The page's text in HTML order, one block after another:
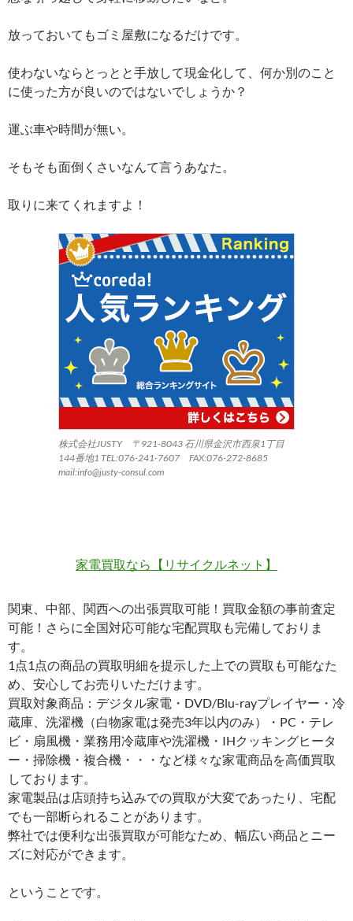
放っておいてもゴミ屋敷になるだけです。
使わないならとっとと手放して現金化して、何か別のこと
に使った方が良いのではないでしょうか？
運ぶ車や時間が無い。
そもそも面倒くさいなんて言うあなた。
取りに来てくれますよ！
株式会社JUSTY 〒921-8043 石川県金沢市西泉1丁目
144番地1 TEL:076-241-7607 FAX:076-272-8685
mail:info@justy-consul.com
家電買取なら【リサイクルネット】
関東、中部、関西への出張買取可能！買取金額の事前査定
可能！さらに全国対応可能な宅配買取も完備しておりま
す。
1点1点の商品の買取明細を提示した上での買取も可能なた
め、安心してお売りいただけます。
買取対象商品：デジタル家電・DVD/Blu-rayプレイヤー・冷
蔵庫、洗濯機（白物家電は発売3年以内のみ）・PC・テレ
ビ・扇風機・業務用冷蔵庫や洗濯機・IHクッキングヒータ
ー・掃除機・複合機・・・など様々な家電商品を高価買取
しております。
家電製品は店頭持ち込みでの買取が大変であったり、宅配
でも一部断られることがあります。
弊社では便利な出張買取が可能なため、幅広い商品とニー
ズに対応ができます。
ということです。